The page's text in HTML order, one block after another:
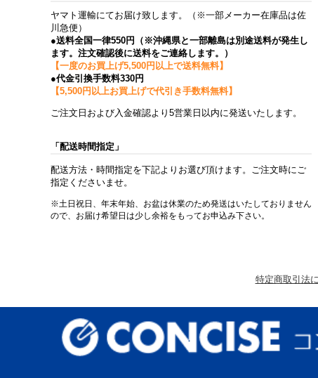
ヤマト運輸にてお届け致します。（※一部メーカー在庫品は佐
川急便）
●送料全国一律550円（※沖縄県と一部離島は別途送料が発生し
ます。注文確認後に送料をご連絡します。）
【一度のお買上げ5,500円以上で送料無料】
●代金引換手数料330円
【5,500円以上お買上げで代引き手数料無料】
ご注文日および入金確認より5営業日以内に発送いたします。
「配送時間指定」
配送方法・時間指定を下記よりお選び頂けます。ご注文時にご
指定くださいませ。
※土日祝日、年末年始、お盆は休業のため発送はいたしておりません
ので、お届け希望日は少し余裕をもってお申込み下さい。
特定商取引法